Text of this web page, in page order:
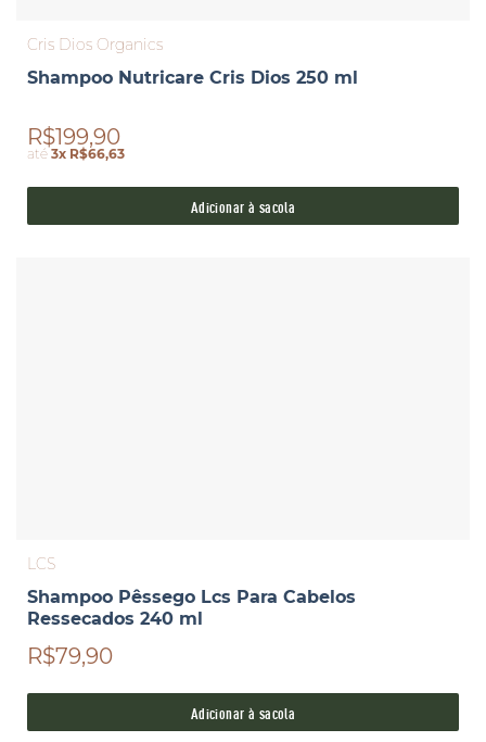
Cris Dios Organics
Shampoo Nutricare Cris Dios 250 ml
R$199,90
até3x R$66,63
Adicionar à sacola
LCS
Shampoo Pêssego Lcs Para Cabelos
Ressecados 240 ml
R$79,90
Adicionar à sacola